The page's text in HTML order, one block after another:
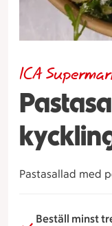
ICA
Pastasallad med
Beställ minst